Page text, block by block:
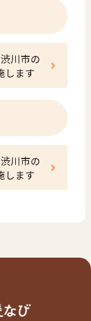
川市の
します
川市の
します